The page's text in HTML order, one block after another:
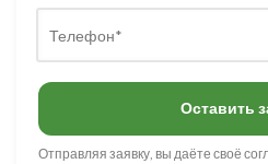
Оставить
Отправляя заявку, вы даёте своё